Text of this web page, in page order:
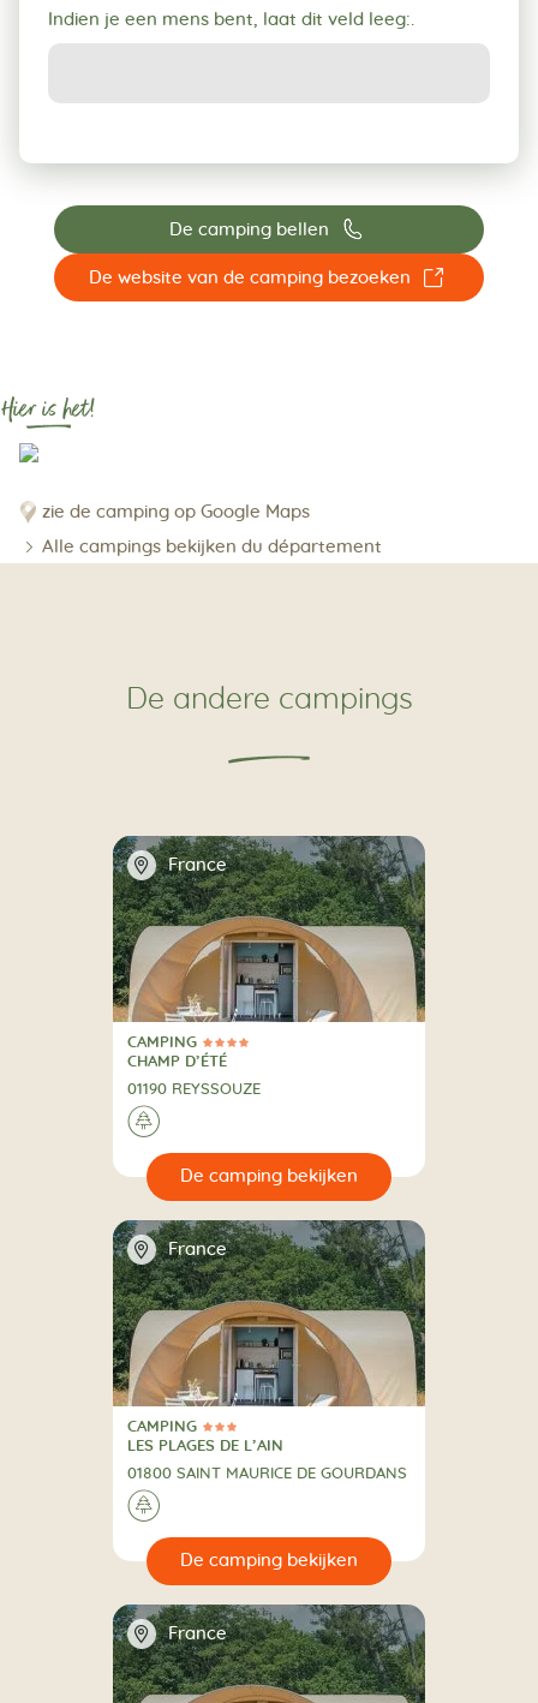
Indien je een mens bent, laat dit veld leeg:.
De camping bellen 📞
De website van de camping bezoeken ☐
Hier is het!
zie de camping op Google Maps
Alle campings bekijken du département
De andere campings
📍 France
4 Sterren
CAMPING
CAMPING
CHAMP D’ÉTÉ
01190 REYSSOUZE
🌲
📍 France
3 Sterren
CAMPING
CAMPING
LES PLAGES DE L’AIN
01800 SAINT MAURICE DE GOURDANS
🌲
📍 France